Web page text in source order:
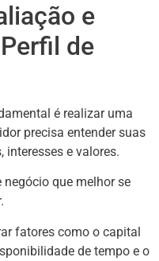
e
de
é realizar uma
precisa entender suas
interesses e valores.
que melhor se
fatores como o capital
de tempo e o